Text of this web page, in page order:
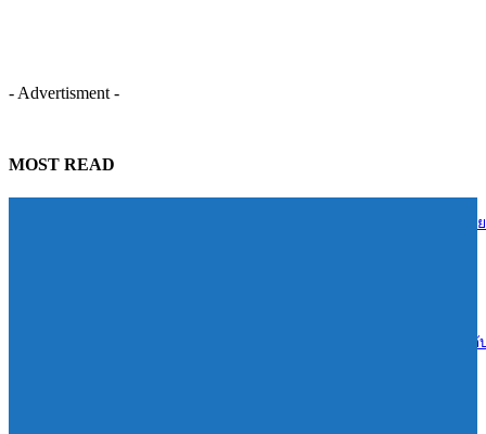
- Advertisment -
MOST READ
TIDLOR ส่งต่อความรู้การเงินสู่ชุมชนบ้านน้ำใส จ.ร้อยเอ็ด หนุนคนไทย
Reignwood ทุ่ม 1.4 พันล้านเปิดเกมรุก Sports & Wellness “RSPC”ยกระ